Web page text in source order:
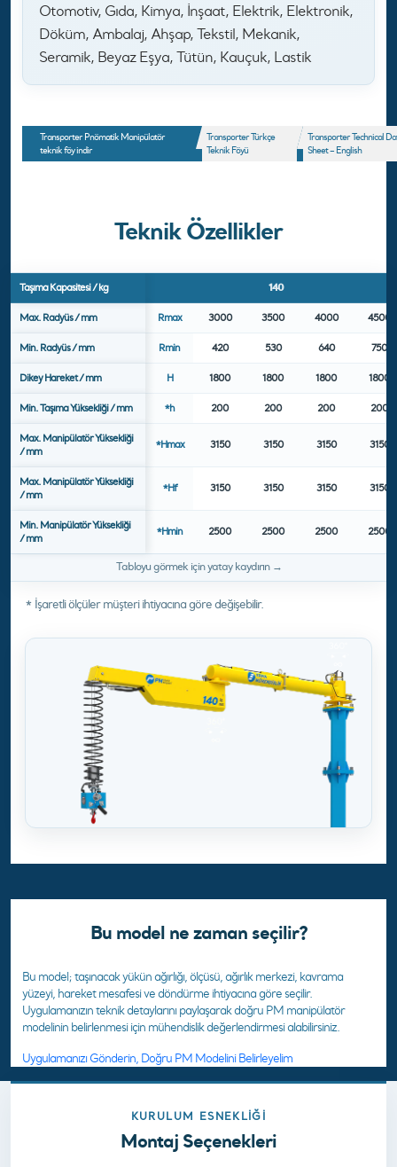
Otomotiv, Gıda, Kimya, İnşaat, Elektrik, Elektronik,
Döküm, Ambalaj, Ahşap, Tekstil, Mekanik,
Seramik, Beyaz Eşya, Tütün, Kauçuk, Lastik
Transporter Pnömatik Manipülatör
teknik föy indir
Transporter Türkçe
Teknik Föyü
Transporter Technical
Sheet – English
Teknik Özellikler
Taşıma Kapasitesi / kg 140
Max. Radyüs / mm Rmax 3000 3500 4000 4500
Min. Radyüs / mm Rmin 420 530 640 750
Dikey Hareket / mm H 1800 1800 1800 1800
Min. Taşıma Yüksekliği / mm *h 200 200 200 200
Max. Manipülatör Yüksekliği
/ mm
*Hmax 3150 3150 3150 3150
Max. Manipülatör Yüksekliği
/ mm
*Hf 3150 3150 3150 3150
Min. Manipülatör Yüksekliği
/ mm
*Hmin 2500 2500 2500 2500
* İşaretli ölçüler müşteri ihtiyacına göre değişebilir.
Bu model ne zaman seçilir?
Bu model; taşınacak yükün ağırlığı, ölçüsü, ağırlık merkezi, kavrama
yüzeyi, hareket mesafesi ve döndürme ihtiyacına göre seçilir.
Uygulamanızın teknik detaylarını paylaşarak doğru PM manipülatör
modelinin belirlenmesi için mühendislik değerlendirmesi alabilirsiniz.
Uygulamanızı Gönderin, Doğru PM Modelini Belirleyelim
KURULUM ESNEKLIĞI
Montaj Seçenekleri